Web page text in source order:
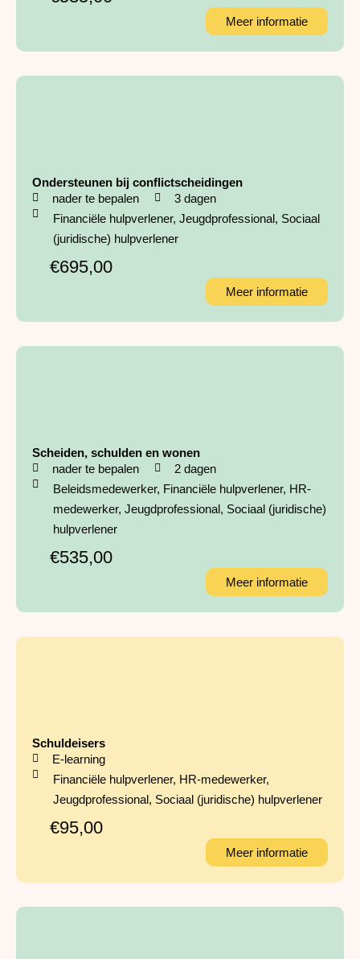
Meer informatie
Ondersteunen bij conflictscheidingen
nader te bepalen
3 dagen
Financiële hulpverlener, Jeugdprofessional, Sociaal
(juridische) hulpverlener
€695,00
Meer informatie
Scheiden, schulden en wonen
nader te bepalen
2 dagen
Beleidsmedewerker, Financiële hulpverlener, HR-
medewerker, Jeugdprofessional, Sociaal (juridische)
hulpverlener
€535,00
Meer informatie
Schuldeisers
E-learning
Financiële hulpverlener, HR-medewerker,
Jeugdprofessional, Sociaal (juridische) hulpverlener
€95,00
Meer informatie